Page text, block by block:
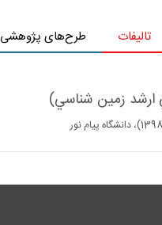
تالیفات طرح‌های پژوهشی